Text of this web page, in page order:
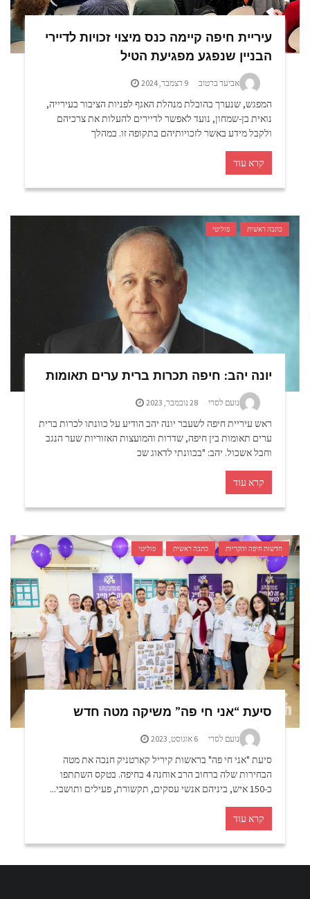
עיריית חיפה קיימה כנס מיצוי זכויות לדיירי
הבניין שנפגע מפגיעת הטיל
אביעד ברטוב 9 דצמבר, 2024
המפגש, שנערך בהובלת מנהלת האגף לפניות הציבור בעירייה,
נואית בן-שמחון, נועד לאפשר לדיירים להעלות את צרכיהם
ולקבל מידע באשר לזכויותיהם בתקופה זו. במהלך
קרא עוד
כתבה ראשית פוליטי
יונה יהב: חיפה תכרות ברית ערים תאומות
נועם לסרי 28 נובמבר, 2023
ראש עיריית חיפה לשעבר יונה יהב הודיע על כוונתו לכרות ברית
ערים תאומות בין חיפה, שדרות והמועצות האזוריות שער הנגב
וחבל אשכול. יהב: "בכוונתי לדאוג שכ
קרא עוד
חדשות חיפה והקריות כתבה ראשית פוליטי
סיעת “אני חי פה” משיקה מטה חדש
נועם לסרי 6 אוגוסט, 2023
סיעת "אני חי פה" בראשות קיריל קארטניק חנכה את מטה
הבחירות שלה ברחוב הרב אוחנה 4 בחיפה. בטקס השתתפו
כ-150 איש, ביניהם אנשי עסקים, תקשורת, פעילים ותושבי...
קרא עוד